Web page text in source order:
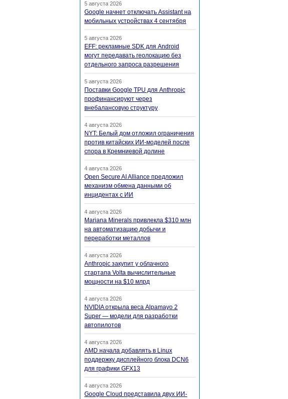
5 августа 2026
Google начнет отключать Assistant на
мобильных устройствах 4 сентября
5 августа 2026
EFF: рекламные SDK для Android
могут передавать геолокацию без
отдельного запроса разрешения
5 августа 2026
Поставки Google TPU для Anthropic
профинансируют через
внебалансовую структуру
4 августа 2026
NYT: Белый дом отложил ограничения
против китайских ИИ-моделей после
спора в Кремниевой долине
4 августа 2026
Open Secure AI Alliance предложил
механизм обмена данными об
инцидентах с ИИ
4 августа 2026
Mariana Minerals привлекла $310 млн
на автоматизацию добычи и
переработки металлов
4 августа 2026
Anthropic закупит у облачного
стартапа Volta вычислительные
мощности на $10 млрд
4 августа 2026
NVIDIA открыла веса Alpamayo 2
Super — модели для разработки
автопилотов
4 августа 2026
AMD начала добавлять в Linux
поддержку дисплейного блока DCN6
для графики GFX13
4 августа 2026
Google Cloud представила двух ИИ-